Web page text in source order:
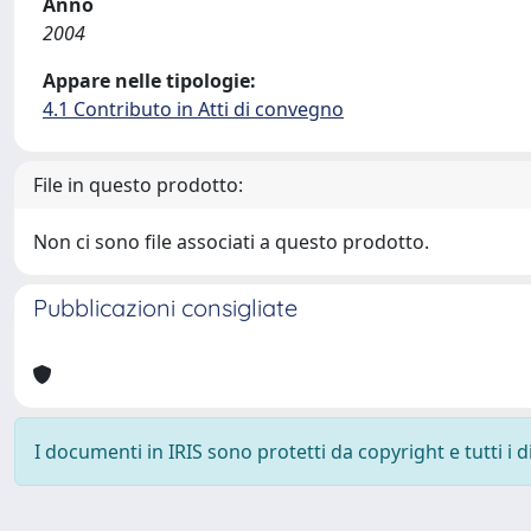
2004
Appare nelle tipologie:
4.1 Contributo in Atti di convegno
File in questo prodotto:
Non ci sono file associati a questo prodotto.
Pubblicazioni consigliate
I documenti in IRIS sono protetti da copyright e tutti i